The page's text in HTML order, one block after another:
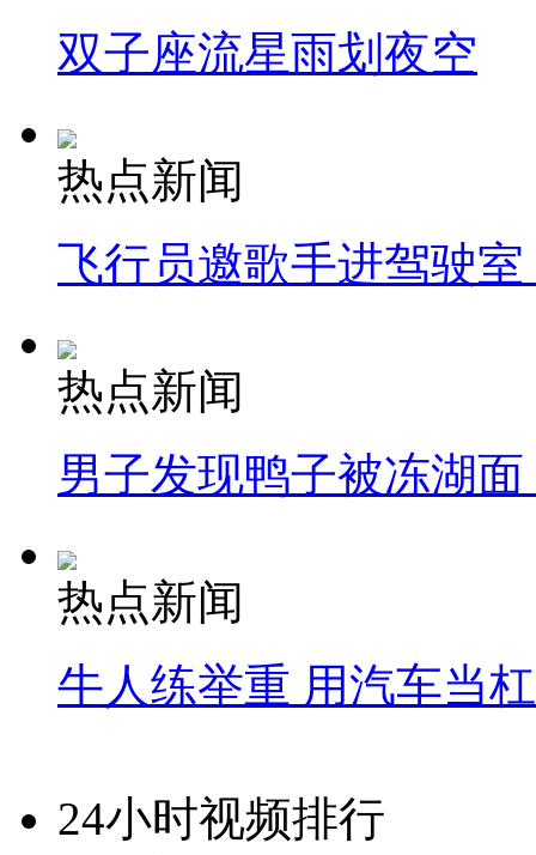
双子座流星雨划夜空
热点新闻
飞行员邀歌手进驾驶
热点新闻
男子发现鸭子被冻湖
热点新闻
牛人练举重 用汽车当
24小时视频排行